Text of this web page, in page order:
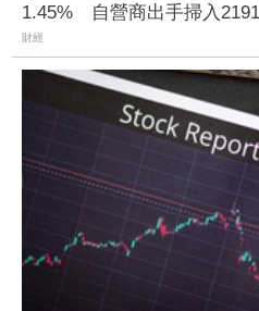
1.45% 自營商出手掃入
財經